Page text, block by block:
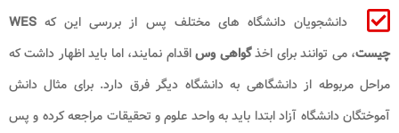
دانشجویان دانشگاه های مختلف پس از بررسی این که WES
چیست، می توانند برای اخذگواهی وساقدام نمایند، اما باید اظهار داشت که
مراحل مربوطه از دانشگاهی به دانشگاه دیگر فرق دارد. برای مثال دانش
آموختگان دانشگاه آزاد ابتدا باید به واحد علوم و تحقیقات مراجعه کرده و پس